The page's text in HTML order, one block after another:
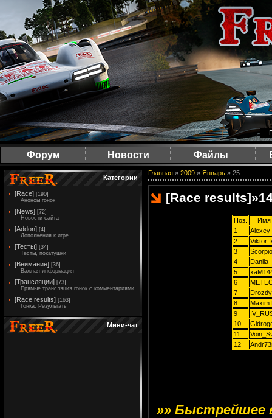
Форум Новости Файлы
Категории
[Race] [190]
Анонсы гонок
[News] [72]
Новости сайта
[Addon] [4]
Дополнения к игре
[Тесты] [34]
Тесты, покатушки
[Внимание] [36]
Важная информация
[Трансляции] [73]
Прямые трансляция гонок с комментариями
[Race results] [163]
Гонка. Результаты
Мини-чат
Главная » 2009 » Январь » 25
[Race results]»
Поз.
Имя
1
Alexey
2
Viktor
3
4
Danila
5
6
7
Drozdy
8
Maxim
9
10
11
12
»» Быстрейшее